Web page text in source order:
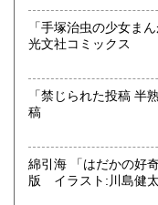
メール
わせください。
お電話 03-3219-5991
お取引内容は、ご依
しく説明した文章を
趣味、サブカルチャ
女優・アイドル・グ
「手塚治虫の少女
光文社コミックス
「禁じられた投稿
稿
綿引海 「はだかの好
版 イラスト:川島健